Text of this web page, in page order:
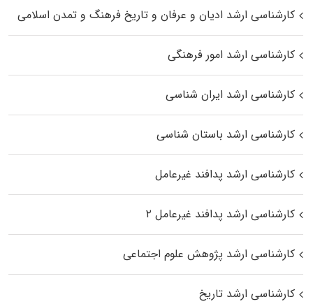
کارشناسی ارشد ادیان و عرفان و تاریخ فرهنگ و تمدن اسلامی
کارشناسی ارشد امور فرهنگی
کارشناسی ارشد ایران شناسی
کارشناسی ارشد باستان شناسی
کارشناسی ارشد پدافند غیرعامل
کارشناسی ارشد پدافند غیرعامل ۲
کارشناسی ارشد پژوهش علوم اجتماعی
کارشناسی ارشد تاریخ